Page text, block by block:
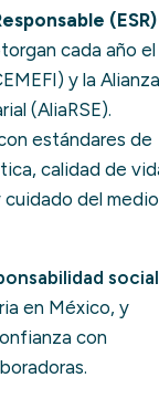
(ESR)
cada año el
y la Alianza
(AliaRSE).
estándares de
calidad de
cuidado del medio
social
en México, y
con